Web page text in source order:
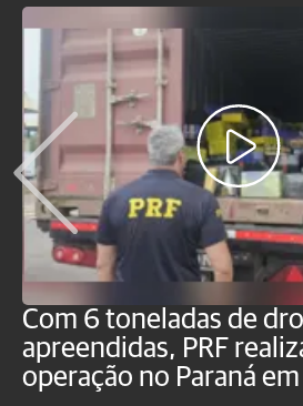
Com 6 toneladas de
apreendidas, PRF
operação no Paraná